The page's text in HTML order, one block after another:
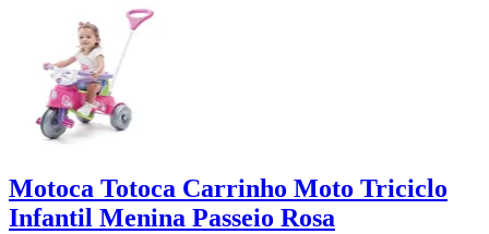
Motoca Totoca Carrinho Moto Triciclo
Infantil Menina Passeio Rosa